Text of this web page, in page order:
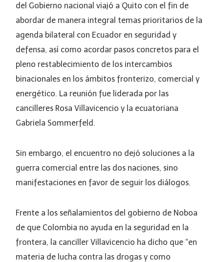
del Gobierno nacional viajó a Quito con el fin de
abordar de manera integral temas prioritarios de la
agenda bilateral con Ecuador en seguridad y
defensa, así como acordar pasos concretos para el
pleno restablecimiento de los intercambios
binacionales en los ámbitos fronterizo, comercial y
energético. La reunión fue liderada por las
cancilleres Rosa Villavicencio y la ecuatoriana
Gabriela Sommerfeld.
Sin embargo, el encuentro no dejó soluciones a la
guerra comercial entre las dos naciones, sino
manifestaciones en favor de seguir los diálogos.
Frente a los señalamientos del gobierno de Noboa
de que Colombia no ayuda en la seguridad en la
frontera, la canciller Villavicencio ha dicho que “en
materia de lucha contra las drogas y como